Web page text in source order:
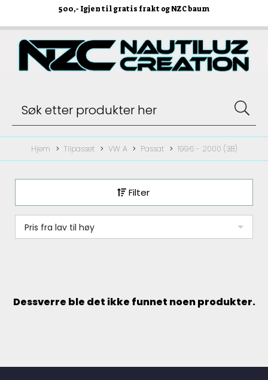
500,- Igjen til gratis frakt og NZC baum
Hjem Tilpasset VW A Passat 1996 - 2000 (3B)
Filter
Pris fra lav til høy
Dessverre ble det ikke funnet noen produkter.